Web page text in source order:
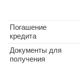
Погашение
кредита
Документы для
получения